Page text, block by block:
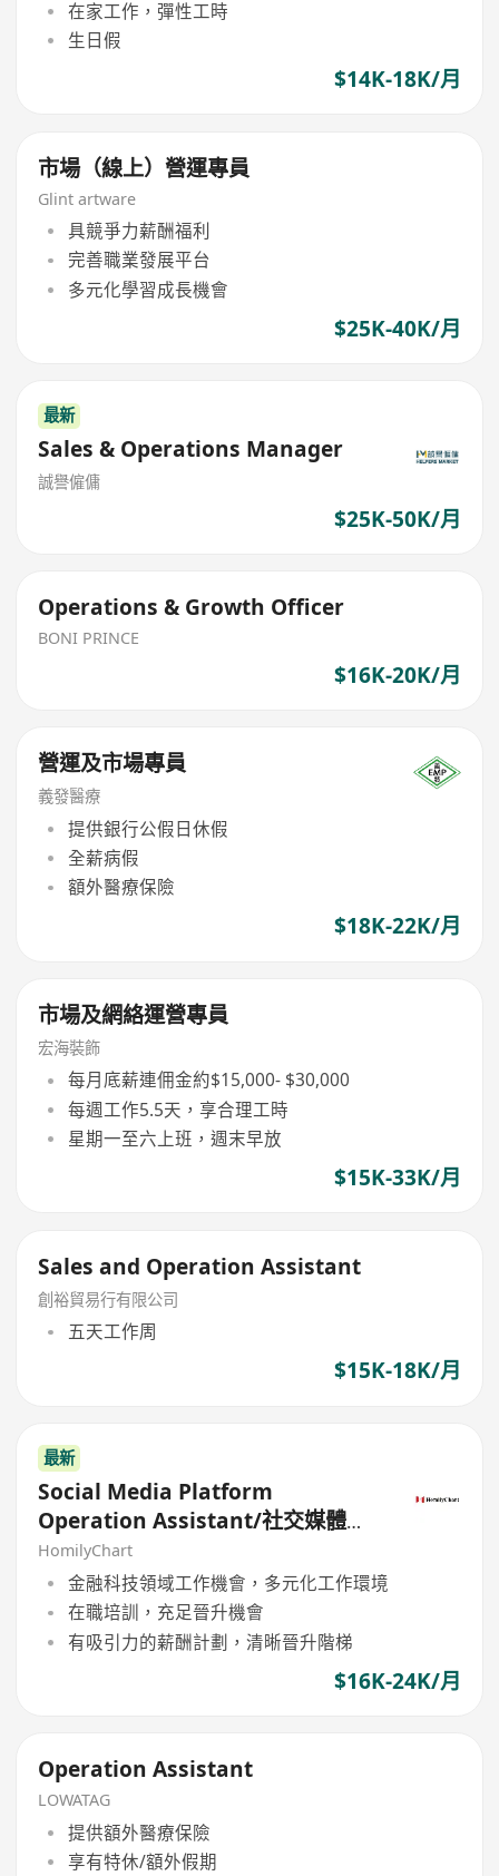
在家工作，彈性工時
生日假
$14K-18K/月
市場（線上）營運專員
Glint artware
具競爭力薪酬福利
完善職業發展平台
多元化學習成長機會
$25K-40K/月
最新
Sales & Operations Manager
誠譽僱傭
$25K-50K/月
Operations & Growth Officer
BONI PRINCE
$16K-20K/月
營運及市場專員
義發醫療
提供銀行公假日休假
全薪病假
額外醫療保險
$18K-22K/月
市場及網絡運營專員
宏海裝飾
每月底薪連佣金約$15,000- $30,000
每週工作5.5天，享合理工時
星期一至六上班，週末早放
$15K-33K/月
Sales and Operation Assistant
創裕貿易行有限公司
五天工作周
$15K-18K/月
最新
Social Media Platform
Operation Assistant/社交媒體運
營助理
HomilyChart
金融科技領域工作機會，多元化工作環境
在職培訓，充足晉升機會
有吸引力的薪酬計劃，清晰晉升階梯
$16K-24K/月
Operation Assistant
LOWATAG
提供額外醫療保險
享有特休/額外假期